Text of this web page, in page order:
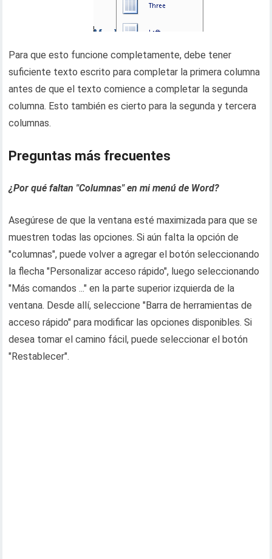
Para que esto funcione completamente, debe tener
suficiente texto escrito para completar la primera columna
antes de que el texto comience a completar la segunda
columna. Esto también es cierto para la segunda y tercera
columnas.
Preguntas más frecuentes
¿Por qué faltan "Columnas" en mi menú de Word?
Asegúrese de que la ventana esté maximizada para que se
muestren todas las opciones. Si aún falta la opción de
"columnas", puede volver a agregar el botón seleccionando
la flecha "Personalizar acceso rápido", luego seleccionando
"Más comandos ..." en la parte superior izquierda de la
ventana. Desde allí, seleccione "Barra de herramientas de
acceso rápido" para modificar las opciones disponibles. Si
desea tomar el camino fácil, puede seleccionar el botón
"Restablecer".